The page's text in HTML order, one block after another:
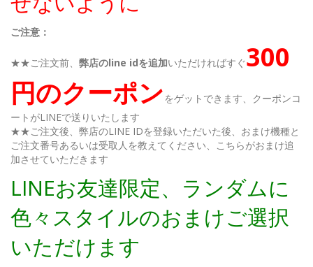
ご注意：
★★ご注文前、 弊店のline idを追加いただければすぐ300
円のクーポンをゲットできます、クーポンコ
ートがLINEで送りいたします
★★ご注文後、弊店のLINE IDを登録いただいた後、おまけ機種と
ご注文番号あるいは受取人を教えてください、こちらがおまけ追
加させていただきます
LINEお友達限定、ランダムに
色々スタイルのおまけご選択
いただけます